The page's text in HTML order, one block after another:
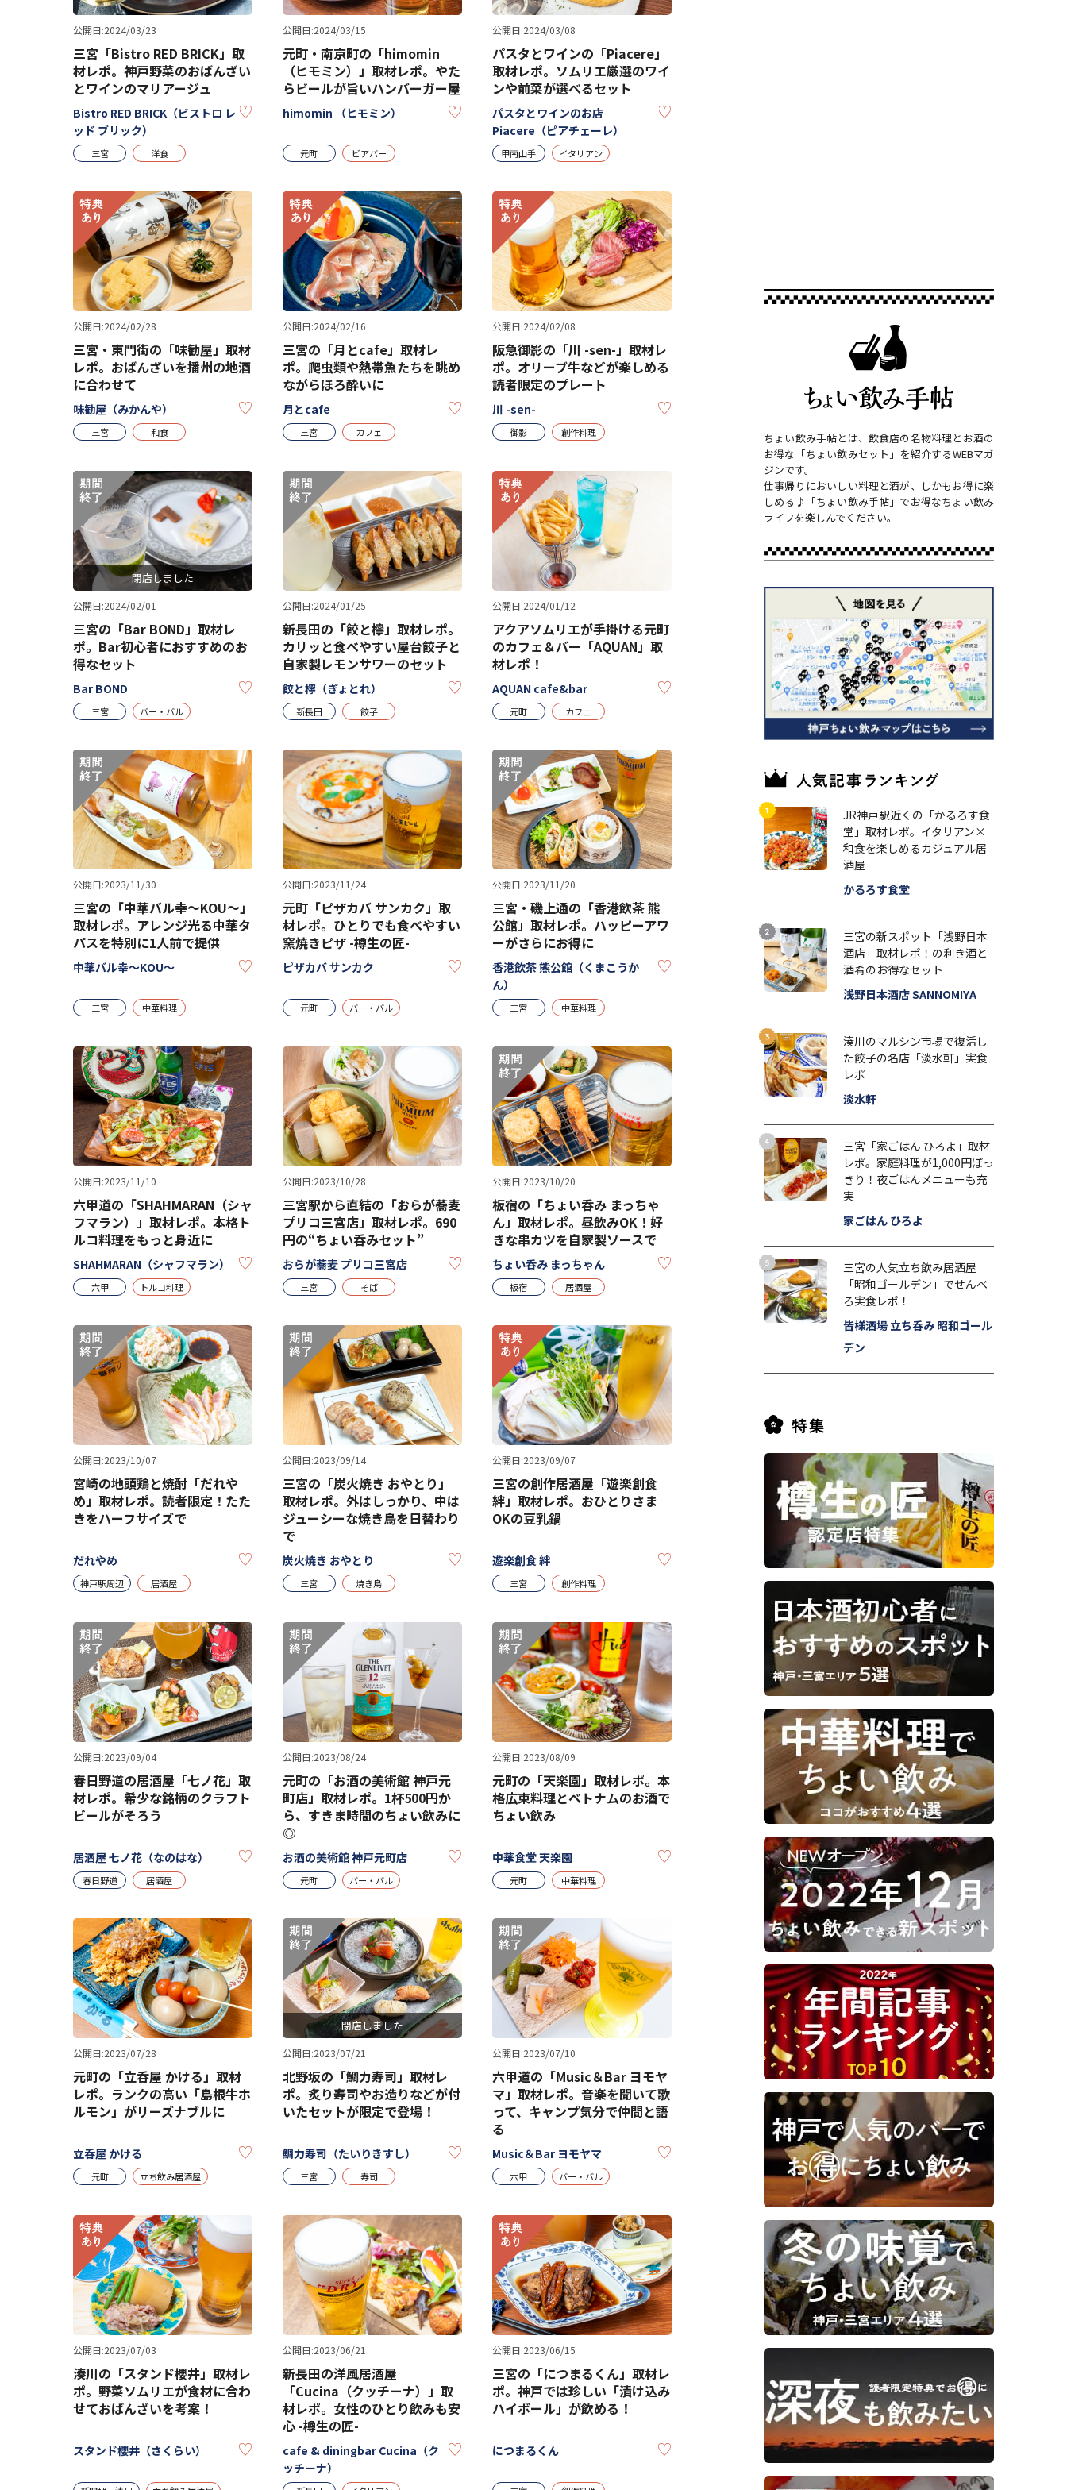
公開日:2024/03/23
三宮「Bistro RED BRICK」取
材レポ。神戸野菜のおばんざい
とワインのマリアージュ
Bistro RED BRICK（ビストロ レ
ッド ブリック）
三宮 洋食
公開日:2024/03/15
元町・南京町の「himomin
（ヒモミン）」取材レポ。やた
らビールが旨いハンバーガー屋
himomin （ヒモミン）
元町 ビアバー
公開日:2024/03/08
パスタとワインの「Piacere」
取材レポ。ソムリエ厳選のワイ
ンや前菜が選べるセット
パスタとワインのお店
Piacere（ピアチェーレ）
甲南山手 イタリアン
公開日:2024/02/28
三宮・東門街の「味勧屋」取材
レポ。おばんざいを播州の地酒
に合わせて
味勧屋（みかんや） KEEP
三宮 和食
公開日:2024/02/16
三宮の「月とcafe」取材レ
ポ。爬虫類や熱帯魚たちを眺め
ながらほろ酔いに
月とcafe KEEP
三宮 カフェ
公開日:2024/02/08
阪急御影の「川 -sen-」取材レ
ポ。オリーブ牛などが楽しめる
読者限定のプレート
川 -sen-
御影 創作料理
閉店しました
公開日:2024/02/01
三宮の「Bar BOND」取材レ
ポ。Bar初心者におすすめのお
得なセット
Bar BOND KEEP
三宮 バー・バル
公開日:2024/01/25
新長田の「餃と檸」取材レポ。
カリッと食べやすい屋台餃子と
自家製レモンサワーのセット
餃と檸（ぎょとれ） KEEP
新長田 餃子
公開日:2024/01/12
アクアソムリエが手掛ける元町
のカフェ＆バー「AQUAN」取
材レポ！
AQUAN cafe&bar
元町 カフェ
公開日:2023/11/30
三宮の「中華バル幸～KOU～」
取材レポ。アレンジ光る中華タ
パスを特別に1人前で提供
中華バル幸～KOU～
三宮 中華料理
公開日:2023/11/24
元町「ピザカバ サンカク」取
材レポ。ひとりでも食べやすい
窯焼きピザ -樽生の匠-
ピザカバ サンカク KEEP
元町 バー・バル
公開日:2023/11/20
三宮・磯上通の「香港飲茶 熊
公館」取材レポ。ハッピーアワ
ーがさらにお得に
香港飲茶 熊公館（くまこうか
ん）
三宮 中華料理
公開日:2023/11/10
六甲道の「SHAHMARAN（シャ
フマラン）」取材レポ。本格ト
ルコ料理をもっと身近に
SHAHMARAN（シャフマラン）
六甲 トルコ料理
公開日:2023/10/28
三宮駅から直結の「おらが蕎麦
プリコ三宮店」取材レポ。690
円の“ちょい呑みセット”
おらが蕎麦 プリコ三宮店
三宮 そば
公開日:2023/10/20
板宿の「ちょい呑み まっちゃ
ん」取材レポ。昼飲みOK！好
きな串カツを自家製ソースで
ちょい呑み まっちゃん
板宿 居酒屋
公開日:2023/10/07
宮崎の地頭鶏と焼酎「だれや
め」取材レポ。読者限定！たた
きをハーフサイズで
だれやめ KEEP
神戸駅周辺 居酒屋
公開日:2023/09/14
三宮の「炭火焼き おやとり」
取材レポ。外はしっかり、中は
ジューシーな焼き鳥を日替わり
で
炭火焼き おやとり KEEP
三宮 焼き鳥
公開日:2023/09/07
三宮の創作居酒屋「遊楽創食
絆」取材レポ。おひとりさま
OKの豆乳鍋
遊楽創食 絆
三宮 創作料理
公開日:2023/09/04
春日野道の居酒屋「七ノ花」取
材レポ。希少な銘柄のクラフト
ビールがそろう
居酒屋 七ノ花（なのはな）
春日野道 居酒屋
公開日:2023/08/24
元町の「お酒の美術館 神戸元
町店」取材レポ。1杯500円か
ら、すきま時間のちょい飲みに
◎
お酒の美術館 神戸元町店
元町 バー・バル
公開日:2023/08/09
元町の「天楽園」取材レポ。本
格広東料理とベトナムのお酒で
ちょい飲み
中華食堂 天楽園
元町 中華料理
公開日:2023/07/28
元町の「立呑屋 かける」取材
レポ。ランクの高い「島根牛ホ
ルモン」がリーズナブルに
立呑屋 かける KEEP
元町 立ち飲み居酒屋
閉店しました
公開日:2023/07/21
北野坂の「鯛力寿司」取材レ
ポ。炙り寿司やお造りなどが付
いたセットが限定で登場！
鯛力寿司（たいりきすし）
三宮 寿司
公開日:2023/07/10
六甲道の「Music＆Bar ヨモヤ
マ」取材レポ。音楽を聞いて歌
って、キャンプ気分で仲間と語
る
Music＆Bar ヨモヤマ
六甲 バー・バル
公開日:2023/07/03
湊川の「スタンド櫻井」取材レ
ポ。野菜ソムリエが食材に合わ
せておばんざいを考案！
スタンド櫻井（さくらい）
公開日:2023/06/21
新長田の洋風居酒屋
「Cucina（クッチーナ）」取
材レポ。女性のひとり飲みも安
心 -樽生の匠-
cafe & diningbar Cucina（ク
ッチーナ）
公開日:2023/06/15
三宮の「につまるくん」取材レ
ポ。神戸では珍しい「漬け込み
ハイボール」が飲める！
につまるくん
ちょい飲み手帖とは、飲食店の名物料理とお酒の
お得な「ちょい飲みセット」を紹介するWEBマガ
ジンです。
仕事帰りにおいしい料理と酒が、しかもお得に楽
しめる♪「ちょい飲み手帖」でお得なちょい飲み
ライフを楽しんでください。
JR神戸駅近くの「かるろす食
堂」取材レポ。イタリアン×
和食を楽しめるカジュアル居
酒屋
かるろす食堂
三宮の新スポット「浅野日本
酒店」取材レポ！の利き酒と
酒肴のお得なセット
浅野日本酒店 SANNOMIYA
湊川のマルシン市場で復活し
た餃子の名店「淡水軒」実食
レポ
淡水軒
三宮「家ごはん ひろよ」取材
レポ。家庭料理が1,000円ぽっ
きり！夜ごはんメニューも充
実
家ごはん ひろよ
三宮の人気立ち飲み居酒屋
「昭和ゴールデン」でせんべ
ろ実食レポ！
皆様酒場 立ち呑み 昭和ゴール
デン